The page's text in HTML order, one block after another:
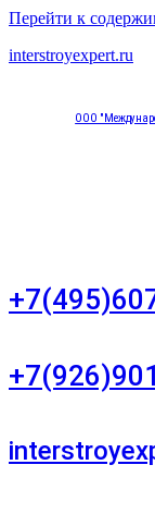
Перейти к
interstroyexpert.ru
ООО